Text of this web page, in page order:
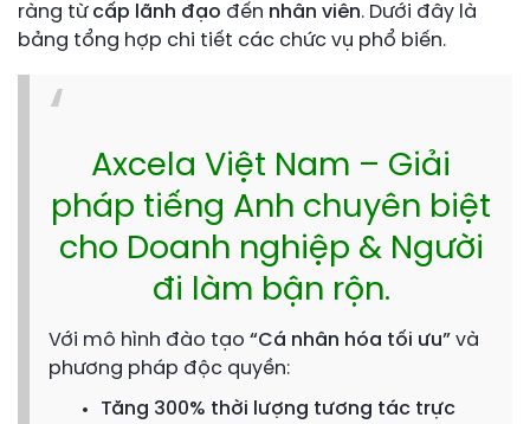
ràng từ cấp lãnh đạo đến nhân viên. Dưới đây là
bảng tổng hợp chi tiết các chức vụ phổ biến.
Axcela Việt Nam – Giải
pháp tiếng Anh chuyên biệt
cho Doanh nghiệp & Người
đi làm bận rộn.
Với mô hình đào tạo “Cá nhân hóa tối ưu” và
phương pháp độc quyền:
Tăng 300% thời lượng tương tác trực